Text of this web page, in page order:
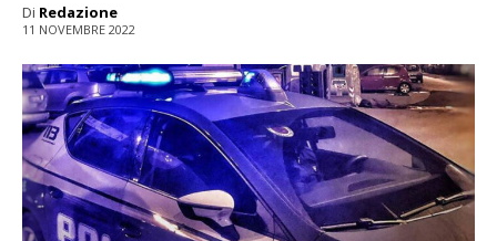
Di Redazione
11 NOVEMBRE 2022